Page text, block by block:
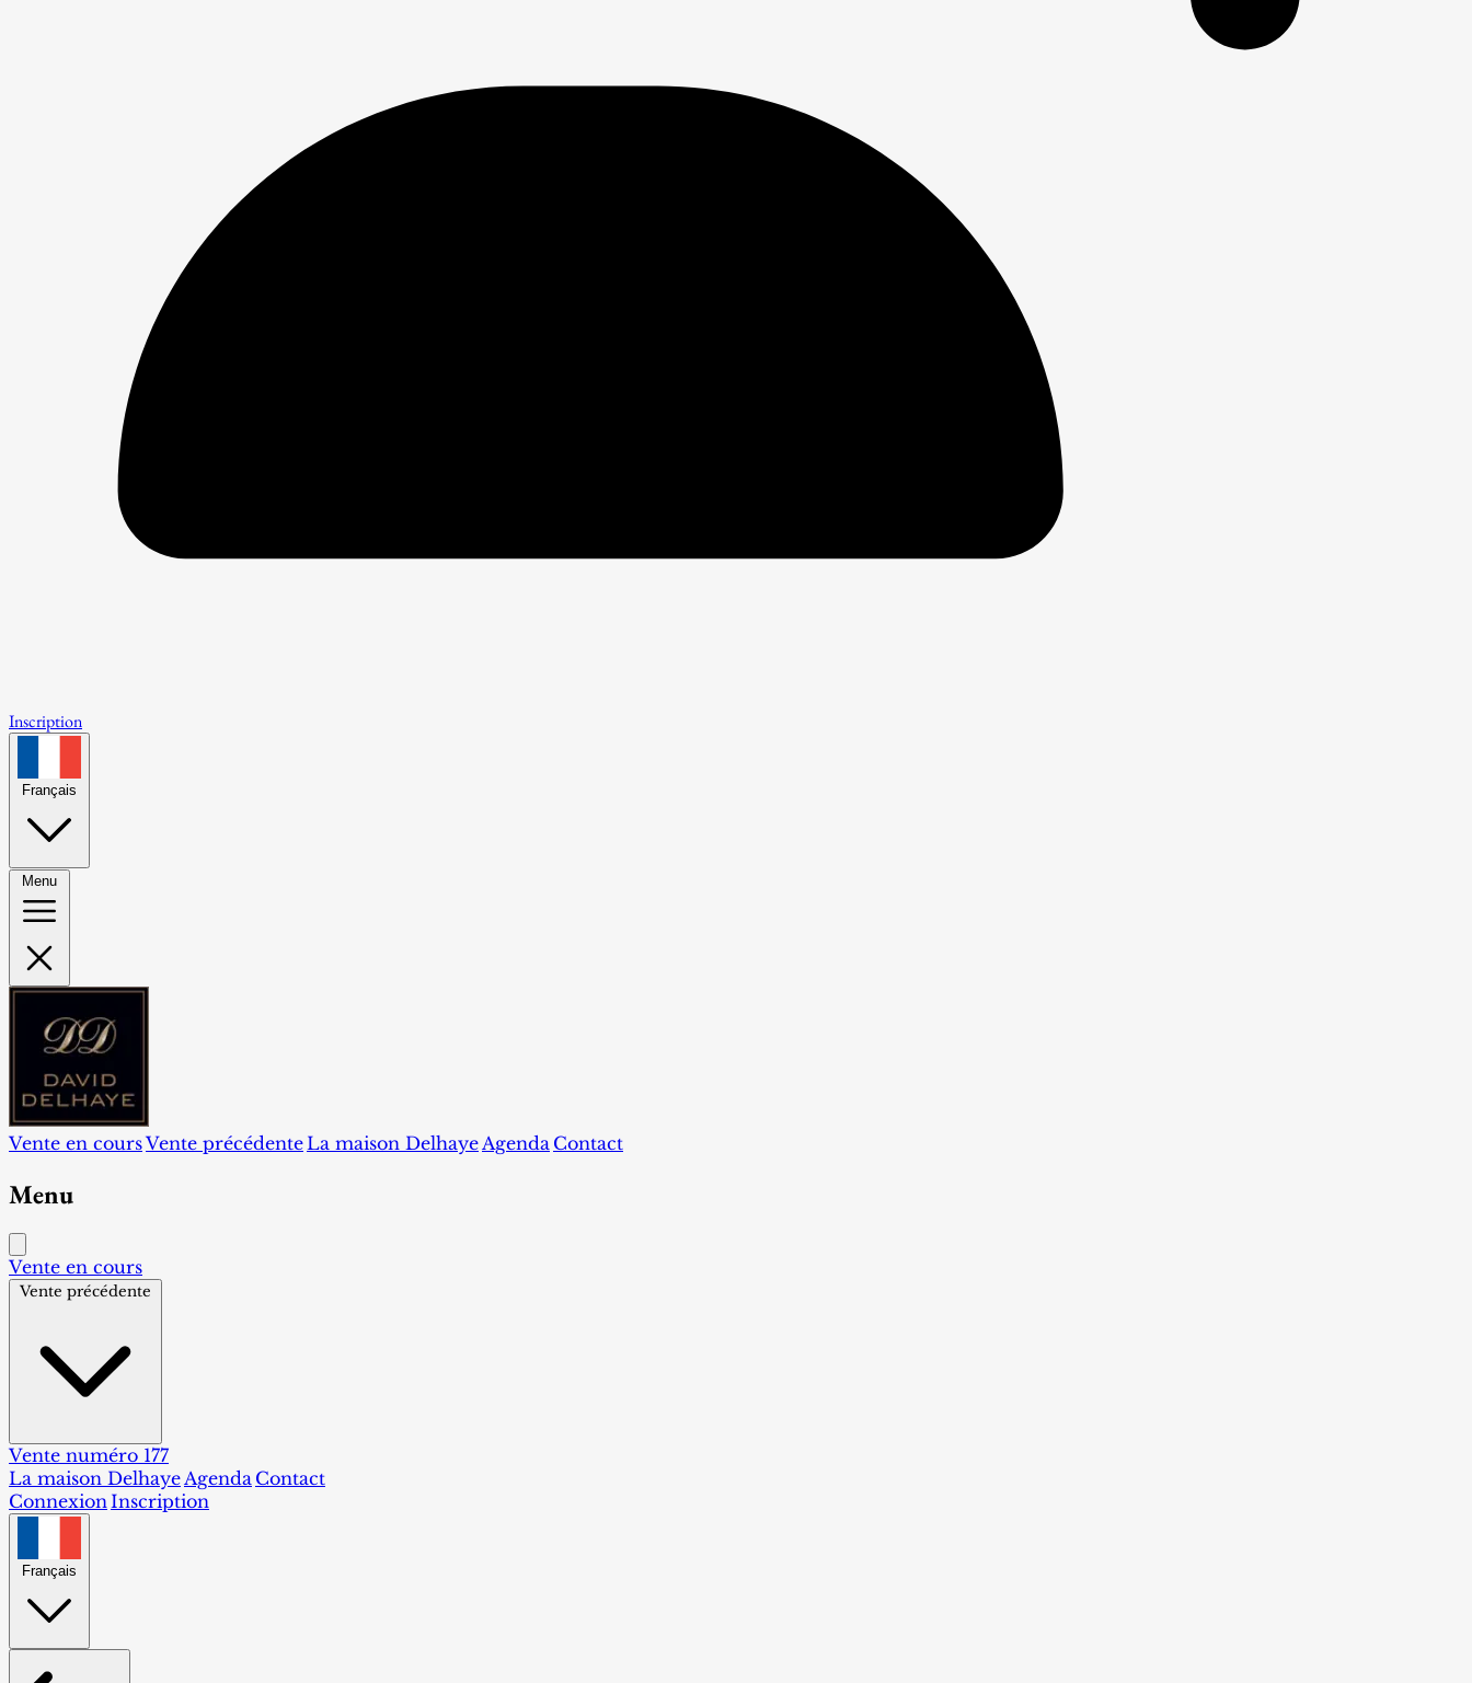
Inscription
Français
Menu
Vente en coursVente précédente La maison Delhaye Agenda Contact
Menu
Vente en cours
Vente précédente
Vente numéro 177
La maison DelhayeAgenda Contact
ConnexionInscription
Français